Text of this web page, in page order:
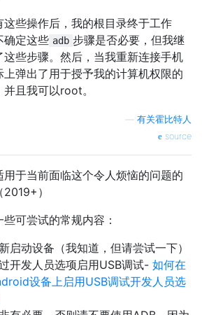
这些操作后，我的根目录终于工作
确定这些 adb 步骤是否必要，但我继
这些步骤。然后，当我重新连接手机
上弹出了用于授予我的计算机权限的
并且我可以root。
有关霍比特人
source
用于当前面临这个令人烦恼的问题的
）
些可尝试的常规内容：
启动设备（我知道，但请尝试一下）
开发人员选项启用USB调试- 如何在
设备上启用USB调试开发人员选